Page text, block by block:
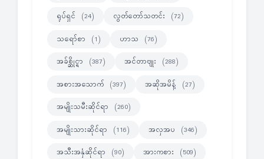
ရုပ်ရှင် (24) လွတ်တော်သတင်း (72)
သရော်စာ (1) ဟာသ (76)
အခ်စ္ဆိုင္ရာ (387) အင်တာဗျုး (288)
အစားအသောက် (397) အဆိုအမိန့် (27)
အမျိုးသမီးဆိုင်ရာ (260)
အမျိုးသားဆိုင်ရာ (116) အလှအပ (346)
အသီးအနှံဆိုင်ရာ (90) အားကစား (509)